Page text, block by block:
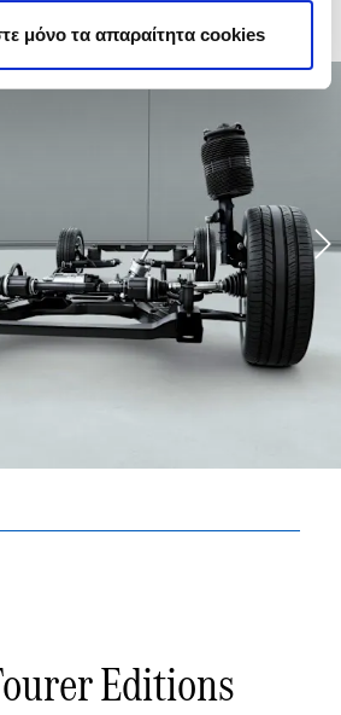
μόνο τα απαραίτητα cookies
Editions